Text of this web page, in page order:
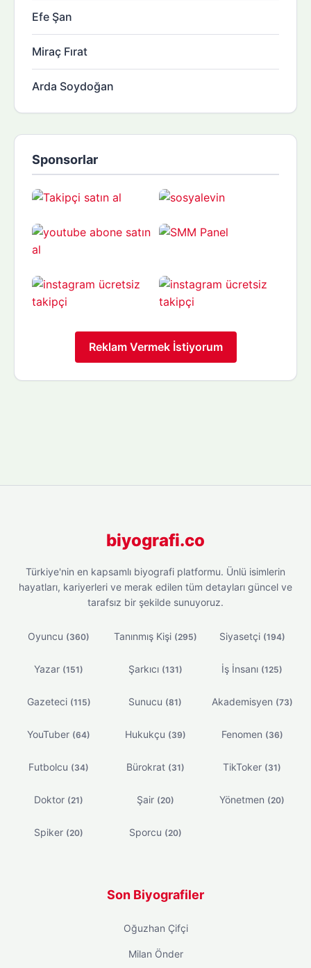
Efe Şan
Miraç Fırat
Arda Soydoğan
Sponsorlar
Reklam Vermek İstiyorum
biyografi.co
Türkiye'nin en kapsamlı biyografi platformu. Ünlü isimlerin
hayatları, kariyerleri ve merak edilen tüm detayları güncel ve
tarafsız bir şekilde sunuyoruz.
Oyuncu (360) Tanınmış Kişi (295) Siyasetçi (194)
Yazar (151) Şarkıcı (131) İş İnsanı (125)
Gazeteci (115) Sunucu (81) Akademisyen (73)
YouTuber (64) Hukukçu (39) Fenomen (36)
Futbolcu (34) Bürokrat (31) TikToker (31)
Doktor (21) Şair (20) Yönetmen (20)
Spiker (20) Sporcu (20)
Son Biyografiler
Oğuzhan Çifçi
Milan Önder